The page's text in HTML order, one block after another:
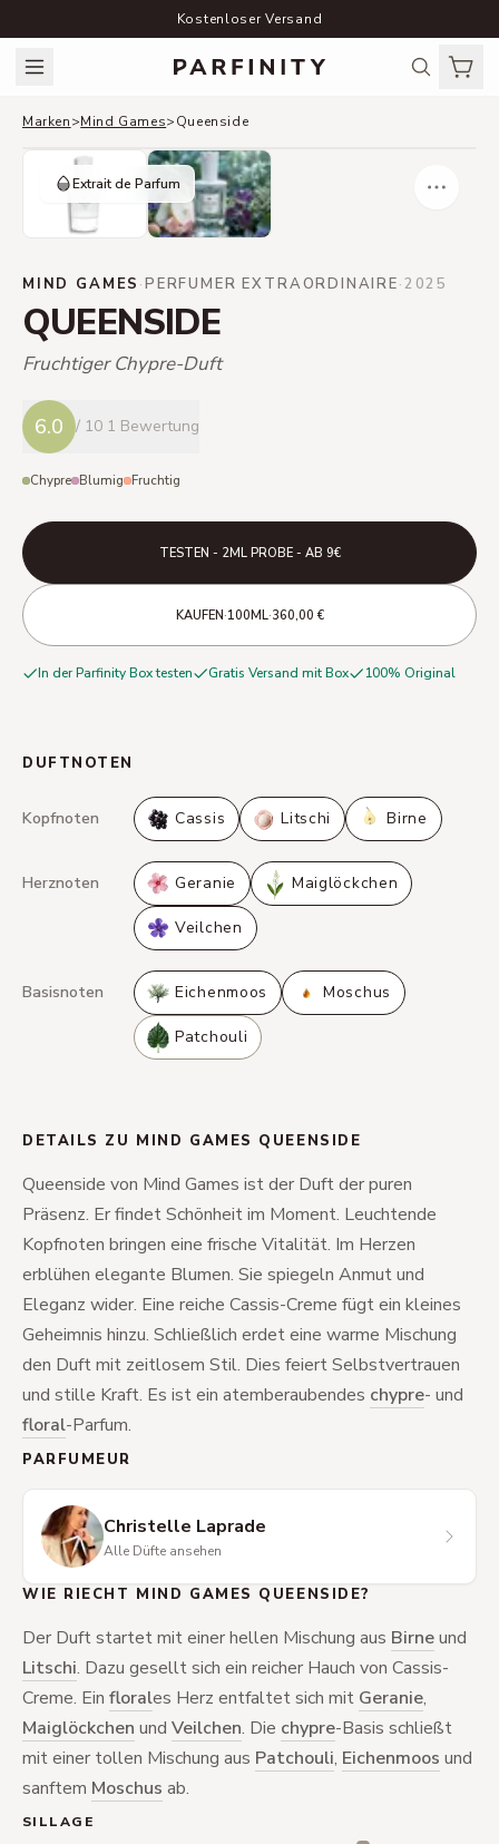
Kostenloser Versand
Marken>Mind Games>Queenside
Extrait de Parfum
MIND GAMES ·PERFUMER EXTRAORDINAIRE·2025
QUEENSIDE
Fruchtiger Chypre-Duft
6.0 / 10 1 Bewertung
Chypre Blumig Fruchtig
TESTEN - 2ML PROBE - AB 9€
KAUFEN·100ML·360,00 €
In der Parfinity Box testen Gratis Versand mit Box 100% Original
DUFTNOTEN
Kopfnoten Cassis Litschi Birne
Herznoten Geranie Maiglöckchen
Veilchen
Basisnoten Eichenmoos Moschus
Patchouli
DETAILS ZU MIND GAMES QUEENSIDE
Queenside von Mind Games ist der Duft der puren
Präsenz. Er findet Schönheit im Moment. Leuchtende
Kopfnoten bringen eine frische Vitalität. Im Herzen
erblühen elegante Blumen. Sie spiegeln Anmut und
Eleganz wider. Eine reiche Cassis-Creme fügt ein kleines
Geheimnis hinzu. Schließlich erdet eine warme Mischung
den Duft mit zeitlosem Stil. Dies feiert Selbstvertrauen
und stille Kraft. Es ist ein atemberaubendes chypre- und
floral-Parfum.
PARFUMEUR
Christelle Laprade
Alle Düfte ansehen
WIE RIECHT MIND GAMES QUEENSIDE?
Der Duft startet mit einer hellen Mischung aus Birneund
Litschi. Dazu gesellt sich ein reicher Hauch von Cassis-
Creme. Ein florales Herz entfaltet sich mit Geranie,
Maiglöckchen und Veilchen. Die chypre-Basis schließt
mit einer tollen Mischung aus Patchouli, Eichenmoos und
sanftem Moschus ab.
SILLAGE